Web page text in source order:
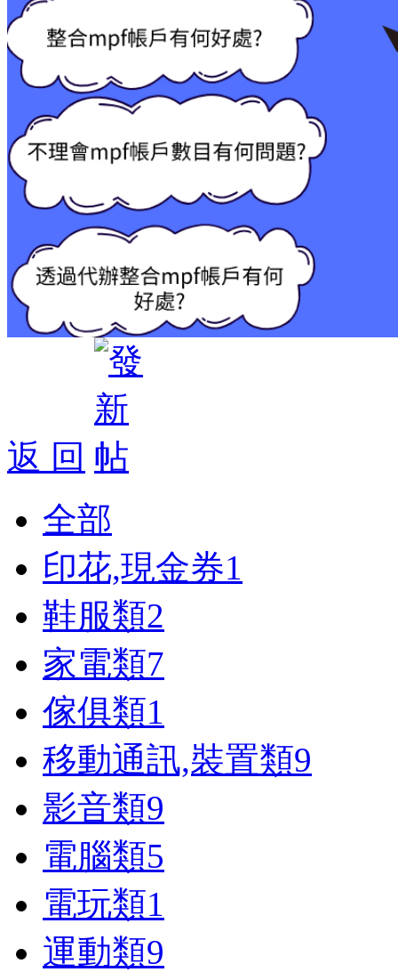
返 回
全部
印花,現金券1
鞋服類2
家電類7
傢俱類1
移動通訊,裝置類9
影音類9
電腦類5
電玩類1
運動類9